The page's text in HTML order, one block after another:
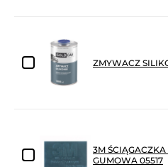
ZMYWACZ
3M
GUMOWA 05517